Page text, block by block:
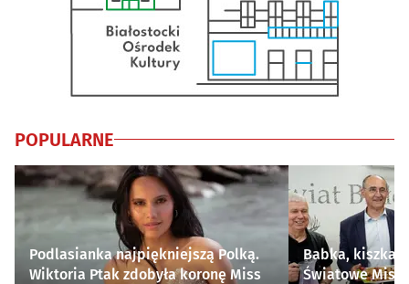
POPULARNE
Podlasianka najpiękniejszą Polką.
Wiktoria Ptak zdobyła koronę Miss
Babka, kiszka i
Światowe